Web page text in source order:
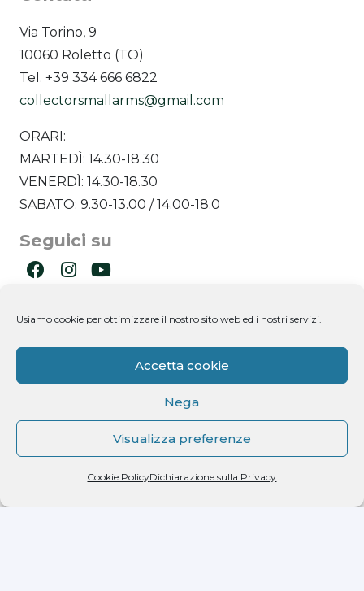
Usiamo cookie per ottimizzare il nostro sito web ed i nostri servizi.
Accetta cookie
Nega
Visualizza preferenze
Cookie PolicyDichiarazione sulla Privacy
Via Torino, 9
10060 Roletto (TO)
Tel. +39 334 666 6822
collectorsmallarms@gmail.com
ORARI:
MARTEDÌ: 14.30-18.30
VENERDÌ: 14.30-18.30
SABATO: 9.30-13.00 / 14.00-18.0
Seguici su
Ultimi post